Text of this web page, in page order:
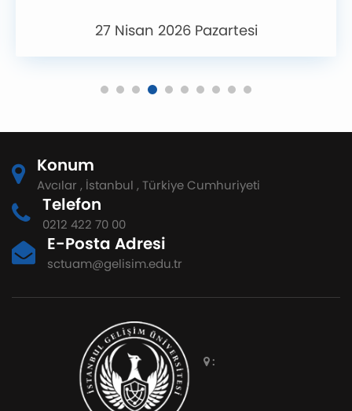
27 Nisan 2026 Pazartesi
Konum
Avcılar , İstanbul , Türkiye Cumhuriyeti
Telefon
0212 422 70 00
E-Posta Adresi
sctuam@gelisim.edu.tr
: